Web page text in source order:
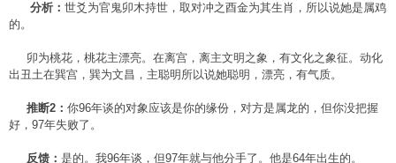
分析： 世爻为官鬼卯木持世，取对冲之酉金为其生肖，所以说她是属鸡
的。
卯为桃花，桃花主漂亮。在离宫，离主文明之象，有文化之象征。动化
出丑土在巽宫，巽为文昌，主聪明所以说她聪明，漂亮，有气质。
推断2： 你96年谈的对象应该是你的缘份，对方是属龙的，但你没把握
好，97年失败了。
反馈： 是的。我96年谈，但97年就与他分手了。他是64年出生的。